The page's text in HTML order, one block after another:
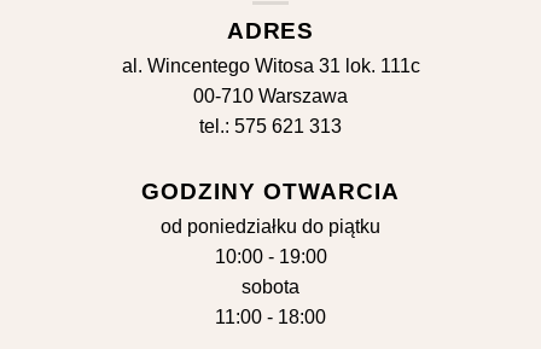
ADRES
al. Wincentego Witosa 31 lok. 111c
00-710 Warszawa
tel.: 575 621 313
GODZINY OTWARCIA
od poniedziałku do piątku
10:00 - 19:00
sobota
11:00 - 18:00